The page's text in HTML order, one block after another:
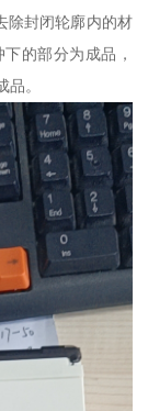
除封闭轮廓内的材
的部分为成品，
。